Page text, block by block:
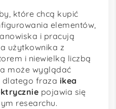
które chcą kupić
elementów,
i pracują
użytkownika z
i niewielką liczbą
może wyglądać
dlatego fraza ikea
pojawia się
researchu.